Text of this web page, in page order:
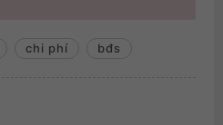
chi phí bđs